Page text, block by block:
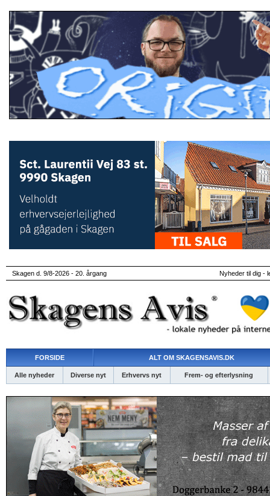
Skagen d. 9/8-2026 - 20. årgang Nyheder til dig -
FORSIDE ALT OM SKAGENSAVIS.DK
Alle nyheder Diverse nyt Erhvervs nyt Frem- og efterlysning